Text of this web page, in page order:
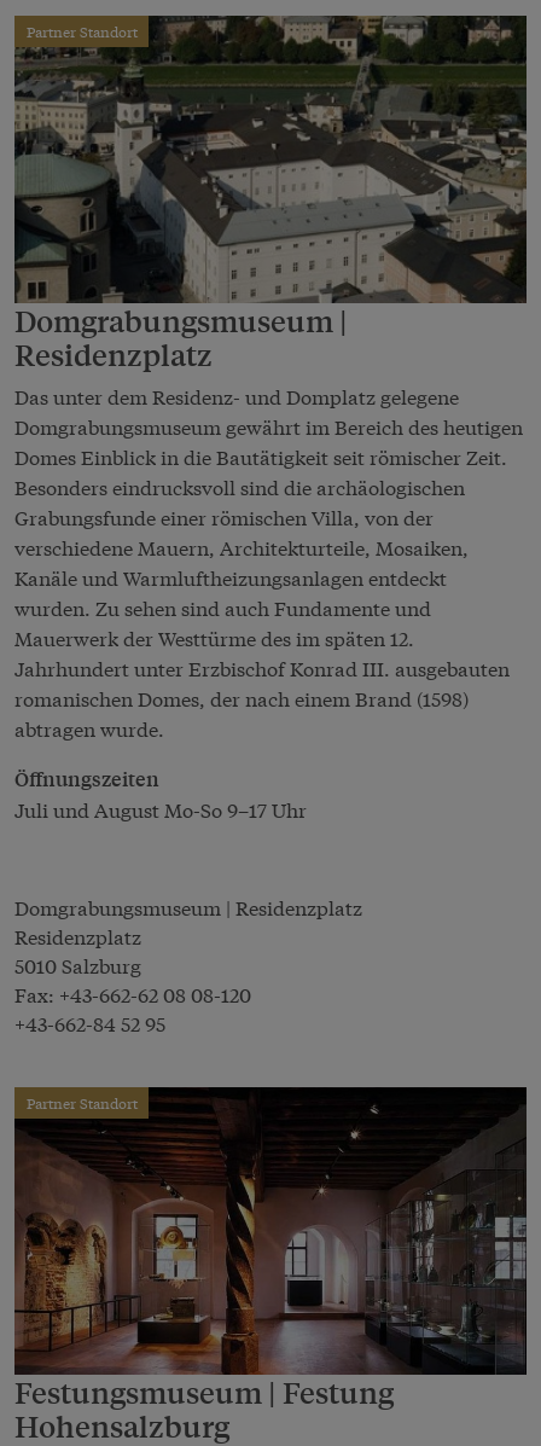
Partner Standort
Domgrabungsmuseum |
Residenzplatz
Das unter dem Residenz- und Domplatz gelegene
Domgrabungsmuseum gewährt im Bereich des heutigen
Domes Einblick in die Bautätigkeit seit römischer Zeit.
Besonders eindrucksvoll sind die archäologischen
Grabungsfunde einer römischen Villa, von der
verschiedene Mauern, Architekturteile, Mosaiken,
Kanäle und Warmluftheizungsanlagen entdeckt
wurden. Zu sehen sind auch Fundamente und
Mauerwerk der Westtürme des im späten 12.
Jahrhundert unter Erzbischof Konrad III. ausgebauten
romanischen Domes, der nach einem Brand (1598)
abtragen wurde.
Öffnungszeiten
Juli und August Mo-So 9–17 Uhr
Domgrabungsmuseum | Residenzplatz
Residenzplatz
5010 Salzburg
Fax: +43-662-62 08 08-120
+43-662-84 52 95
Partner Standort
Festungsmuseum | Festung
Hohensalzburg